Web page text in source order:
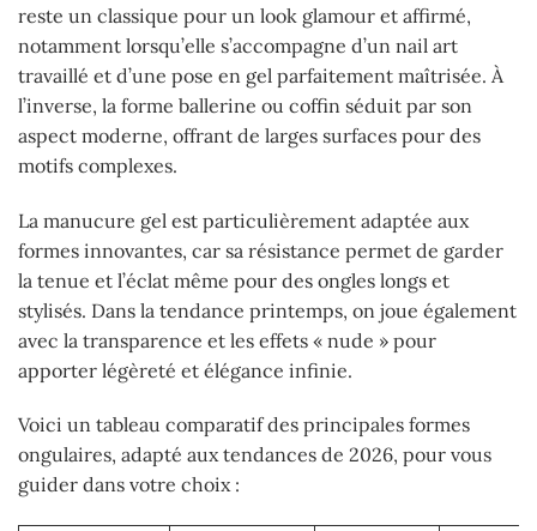
reste un classique pour un look glamour et affirmé,
notamment lorsqu’elle s’accompagne d’un nail art
travaillé et d’une pose en gel parfaitement maîtrisée. À
l’inverse, la forme ballerine ou coffin séduit par son
aspect moderne, offrant de larges surfaces pour des
motifs complexes.
La manucure gel est particulièrement adaptée aux
formes innovantes, car sa résistance permet de garder
la tenue et l’éclat même pour des ongles longs et
stylisés. Dans la tendance printemps, on joue également
avec la transparence et les effets « nude » pour
apporter légèreté et élégance infinie.
Voici un tableau comparatif des principales formes
ongulaires, adapté aux tendances de 2026, pour vous
guider dans votre choix :